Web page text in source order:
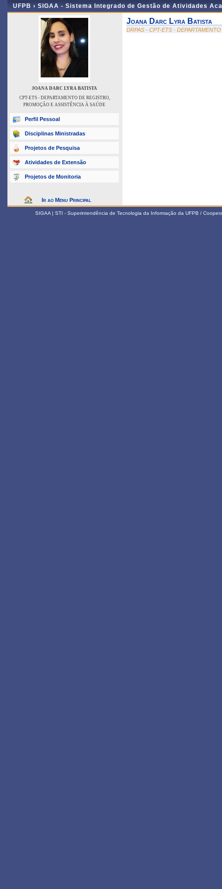
UFPB › SIGAA - Sistema Integrado de Gestão de Atividades
JOANA DARC LYRA BATISTA
CPT-ETS - DEPARTAMENTO DE REGISTRO,
PROMOÇÃO E ASSISTÊNCIA À SAÚDE
Perfil Pessoal
Disciplinas Ministradas
Projetos de Pesquisa
Atividades de Extensão
Projetos de Monitoria
Ir ao Menu Principal
Joana Darc Lyra Batista
DRPAS - CPT-ETS -
SIGAA | STI - Superintendência de Tecnologia da Informação da UFPB /